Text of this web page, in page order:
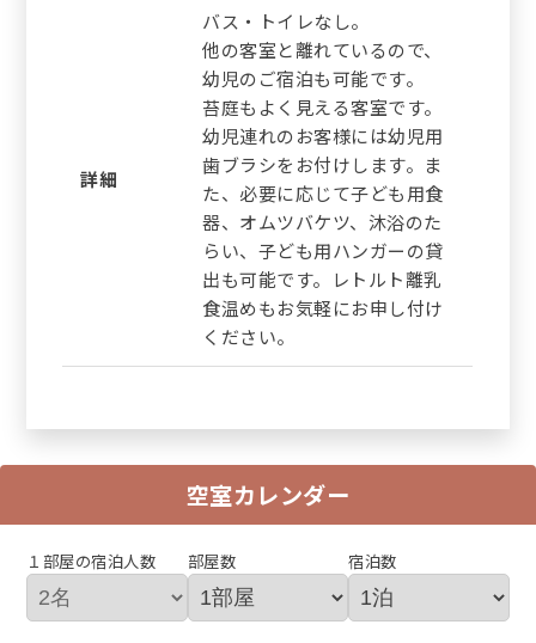
詳細
バス・トイレなし。
他の客室と離れているので、
幼児のご宿泊も可能です。
苔庭もよく見える客室です。
幼児連れのお客様には幼児用
歯ブラシをお付けします。ま
た、必要に応じて子ども用食
器、オムツバケツ、沐浴のた
らい、子ども用ハンガーの貸
出も可能です。レトルト離乳
食温めもお気軽にお申し付け
ください。
空室カレンダー
１部屋の宿泊人数 部屋数 宿泊数